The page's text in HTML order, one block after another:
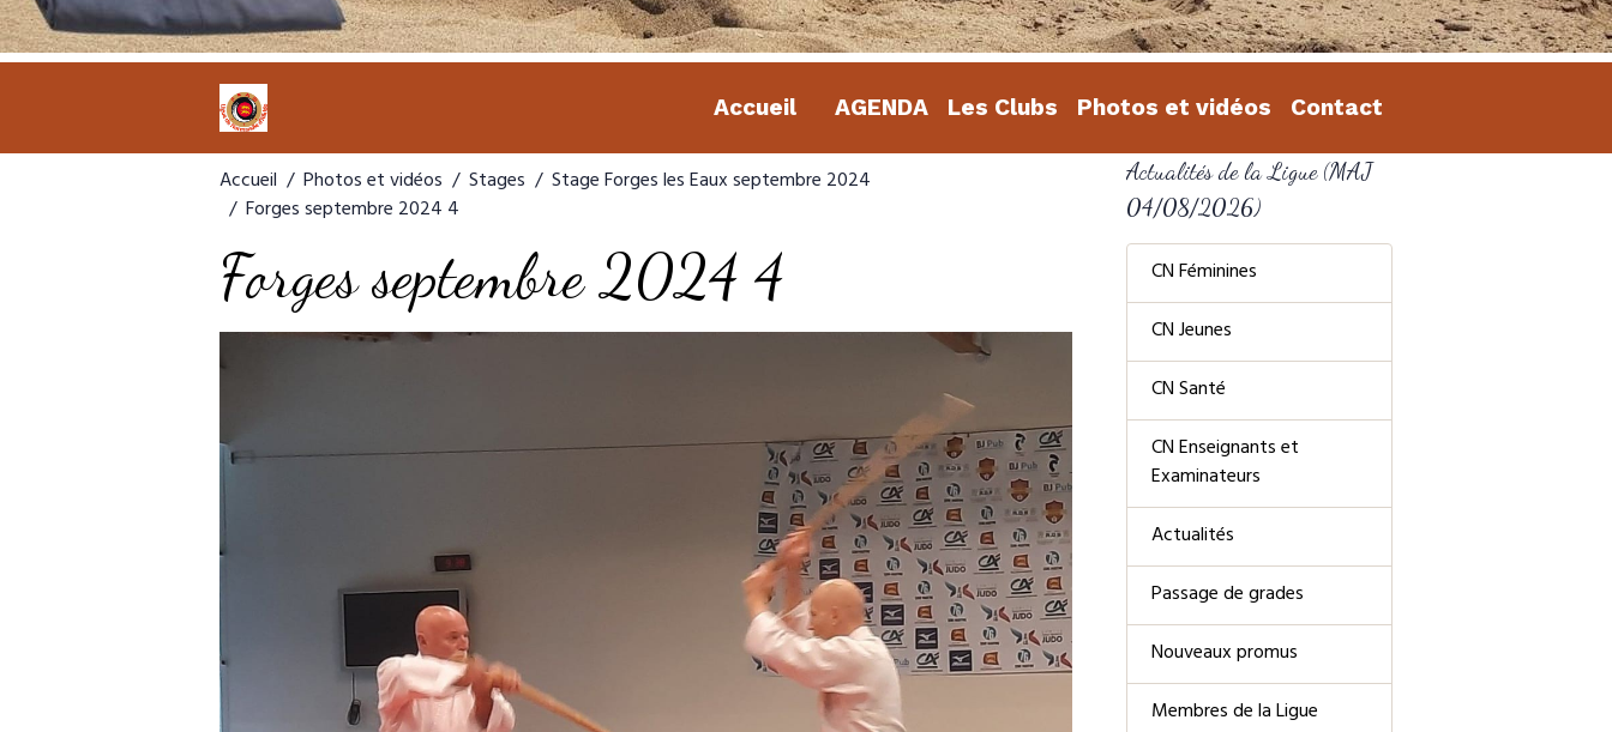
Accueil AGENDA Les Clubs Photos et vidéos Contact
Accueil Photos et vidéos Stages
Stage Forges les Eaux septembre 2024
Forges septembre 2024 4
Forges septembre 2024 4
Actualités de la Ligue (MAJ
04/08/2026)
CN Féminines
CN Jeunes
CN Santé
CN Enseignants et
Examinateurs
Actualités
Passage de grades
Nouveaux promus
Membres de la Ligue